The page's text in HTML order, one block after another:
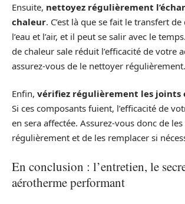
Ensuite, nettoyez régulièrement
chaleur. C’est là que se fait le transfert
l’eau et l’air, et il peut se salir avec le
de chaleur sale réduit l’efficacité de votre
assurez-vous de le nettoyer régulièrement.
Enfin, vérifiez régulièrement les joints
Si ces composants fuient, l’efficacité de
en sera affectée. Assurez-vous donc de
régulièrement et de les remplacer si
En conclusion : l’entretien, le
aérotherme performant